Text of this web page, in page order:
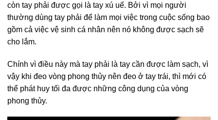
còn tay phải được gọi là tay xú uế. Bởi vì mọi người
thường dùng tay phải để làm mọi việc trong cuộc sống bao
gồm cả việc vệ sinh cá nhân nên nó không được sạch sẽ
cho lắm.
Chính vì điều này mà tay phải là tay cần được làm sạch, vì
vậy khi đeo vòng phong thủy nên đeo ở tay trái, thì mới có
thể phát huy tối đa được những công dụng của vòng
phong thủy.